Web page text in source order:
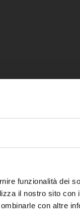
funzionalità dei
il nostro sito con
con altre